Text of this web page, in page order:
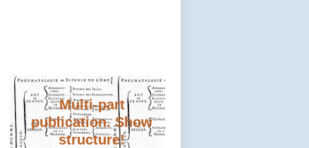
Multi-part
publication. Show
structure!